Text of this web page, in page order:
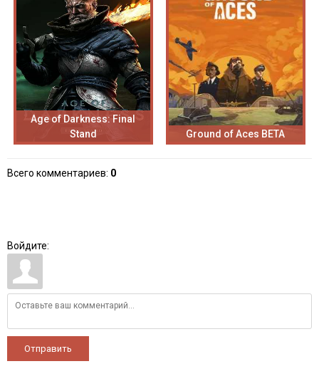
Age of Darkness: Final
Stand
Ground of Aces BETA
Всего комментариев: 0
Войдите:
Отправить